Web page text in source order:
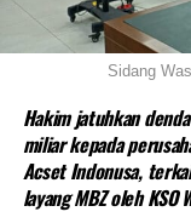
Sidang
Hakim jatuhkan
miliar kepada
Acset Indonusa,
layang MBZ oleh